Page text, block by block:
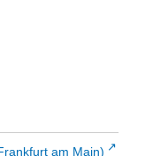
am Main)